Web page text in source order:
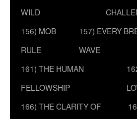
WILD
156) MOB
RULE
157) EVERY
WAVE
161) THE HUMAN
FELLOWSHIP
166) THE CLARITY OF